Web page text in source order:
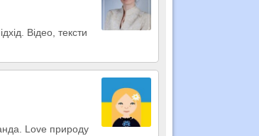
Відео, тексти
Love природу